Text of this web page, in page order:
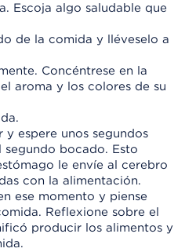
Escoja algo saludable que
de la comida y lléveselo a
Concéntrese en la
aroma y los colores de su
y espere unos segundos
bocado. Esto
le envíe al cerebro
con la alimentación.
ese momento y piense
Reflexione sobre el
producir los alimentos y